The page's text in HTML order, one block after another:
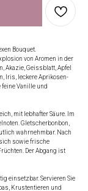
Bouquet.
von Aromen in der
Akazie, Geissblatt, Apfel
Iris, leckere Aprikosen-
Vanille und
mit lebhafter Säure. Im
Gletscherbonbon,
wahrnehmbar. Nach
sowie frische
Der Abgang ist
einsetzbar. Servieren Sie
Krustentieren und